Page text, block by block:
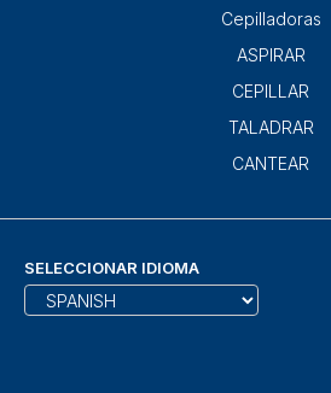
Cepilladoras
ASPIRAR
CEPILLAR
TALADRAR
CANTEAR
SELECCIONAR IDIOMA